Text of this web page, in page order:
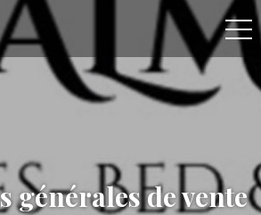
générales de vente